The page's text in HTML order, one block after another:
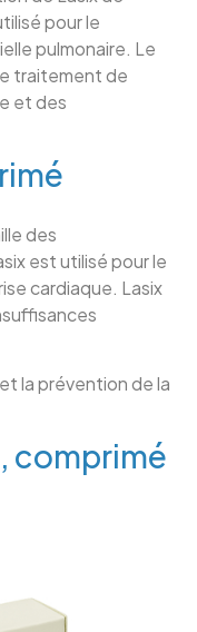
pour le
pulmonaire. Le
traitement de
et des
des
est utilisé pour le
cardiaque. Lasix
la prévention de la
comprimé